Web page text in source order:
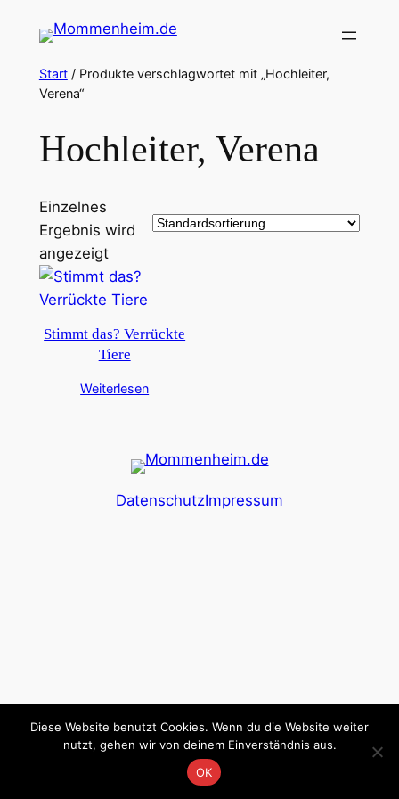
Inhalt
springen
Start/ Produkte verschlagwortet mit „Hochleiter,
Verena“
Hochleiter, Verena
Einzelnes
Ergebnis wird
angezeigt
Stimmt das? Verrückte
Tiere
Weiterlesen
DatenschutzImpressum
Diese Website benutzt Cookies. Wenn du die Website weiter
nutzt, gehen wir von deinem Einverständnis aus.
OK